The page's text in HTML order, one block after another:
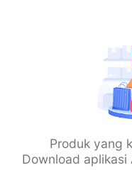
Produk yang
Download